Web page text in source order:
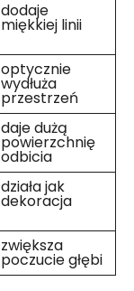
dodaje
miękkiej linii
optycznie
wydłuża
przestrzeń
daje dużą
powierzchnię
odbicia
działa jak
dekoracja
zwiększa
poczucie głębi